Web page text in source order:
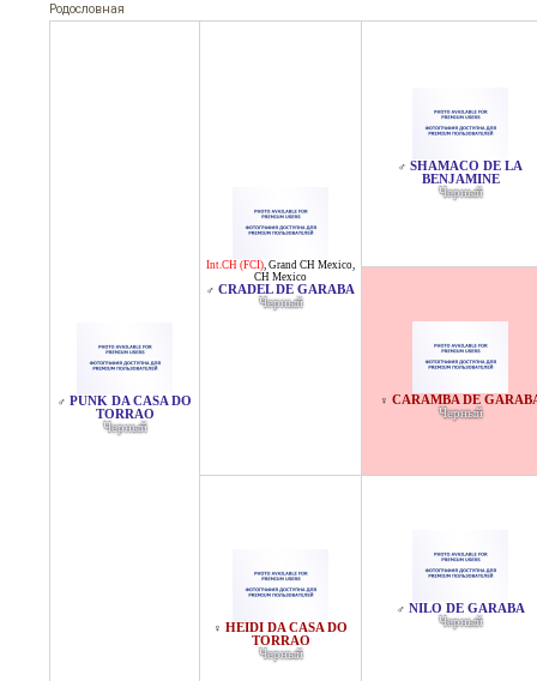
Родословная
♂ PUNK DA CASA DO
TORRAO
Черный
Int.CH (FCI), Grand CH Mexico,
CH Mexico
♂ CRADEL DE GARABA
Черный
♂ SHAMACO DE LA
BENJAMINE
Черный
♀ CARAMBA DE
Черный
♀ HEIDI DA CASA DO
TORRAO
Черный
♂ NILO DE GARABA
Черный